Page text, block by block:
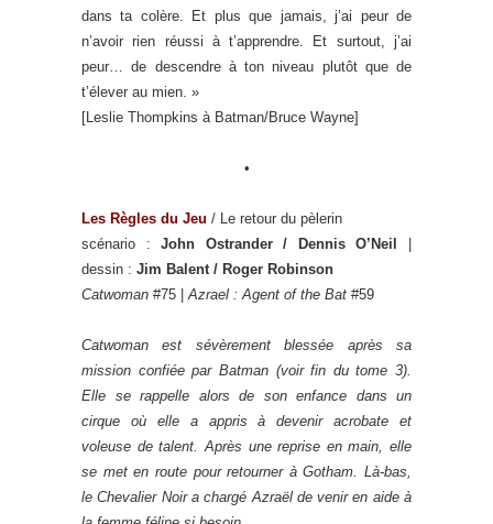
dans ta colère. Et plus que jamais, j’ai peur de
n’avoir rien réussi à t’apprendre. Et surtout, j’ai
peur… de descendre à ton niveau plutôt que de
t’élever au mien. »
[Leslie Thompkins à Batman/Bruce Wayne]
•
Les Règles du Jeu / Le retour du pèlerin
scénario :John Ostrander / Dennis O’Neil |
dessin : Jim Balent / Roger Robinson
Catwoman #75 | Azrael : Agent of the Bat #59
Catwoman est sévèrement blessée après sa
mission confiée par Batman (voir fin du tome 3).
Elle se rappelle alors de son enfance dans un
cirque où elle a appris à devenir acrobate et
voleuse de talent. Après une reprise en main, elle
se met en route pour retourner à Gotham. Là-bas,
le Chevalier Noir a chargé Azraël de venir en aide à